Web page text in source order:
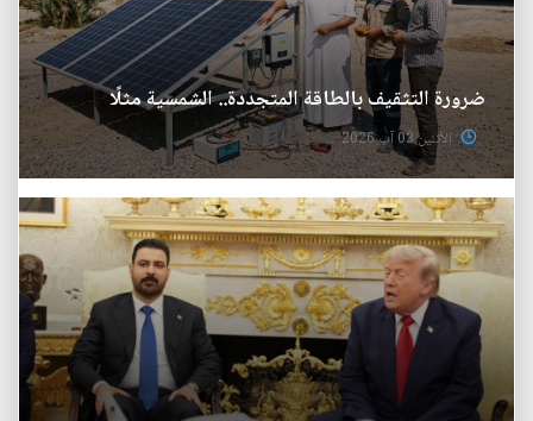
ضرورة التثقيف بالطاقة المتجددة.. الشمسية مثلًا
الأثنين 03 آب 2026